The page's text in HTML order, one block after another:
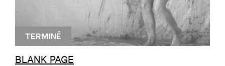
TERMINÉ
BLANK PAGE